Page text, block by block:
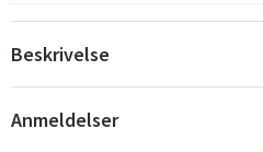
Beskrivelse
Anmeldelser